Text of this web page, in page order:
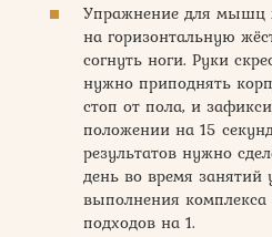
Упражнение для мышц
на горизонтальную
согнуть ноги. Руки
нужно приподнять
стоп от пола, и
положении на 15
результатов нужно
день во время занятий
выполнения комплекса
подходов на 1.